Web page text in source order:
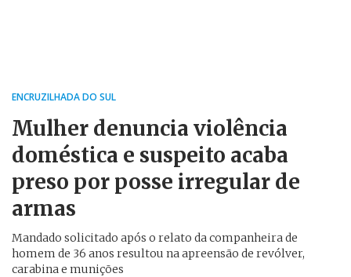
ENCRUZILHADA DO SUL
Mulher denuncia violência
doméstica e suspeito acaba
preso por posse irregular de
armas
Mandado solicitado após o relato da companheira de
homem de 36 anos resultou na apreensão de revólver,
carabina e munições